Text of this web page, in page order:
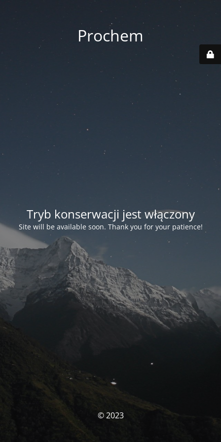
Prochem
Tryb konserwacji jest włączony
Site will be available soon. Thank you for your patience!
© 2023